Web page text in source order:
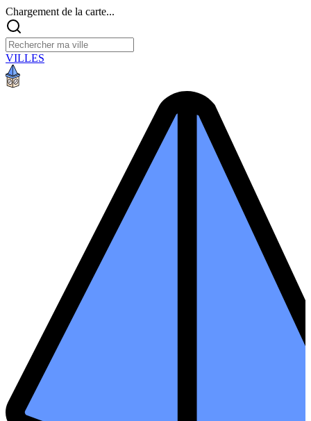
Chargement de la carte...
VILLES